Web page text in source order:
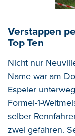
Verstappen
Top Ten
Nicht nur
Name war am
Espeler
Formel-1-
selber
zwei gefahren.